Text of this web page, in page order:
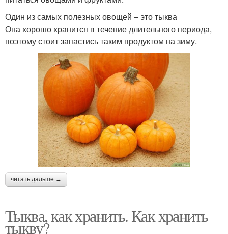
Один из самых полезных овощей – это тыква
Она хорошо хранится в течение длительного периода,
поэтому стоит запастись таким продуктом на зиму.
читать дальше →
Тыква, как хранить. Как хранить
тыкву?